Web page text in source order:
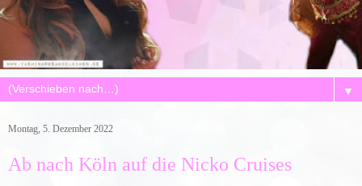
▼
Montag, 5. Dezember 2022
Ab nach Köln auf die Nicko Cruises